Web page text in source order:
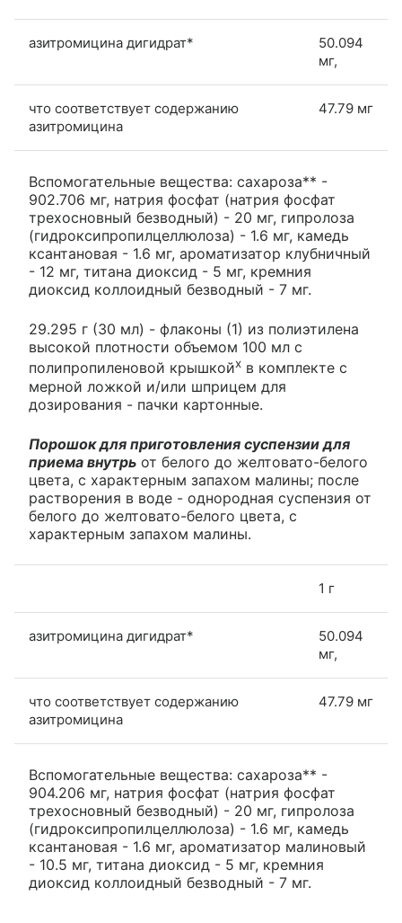
азитромицина дигидрат*
50.094
мг,
что соответствует содержанию
азитромицина
47.79 мг
Вспомогательные вещества: сахароза** -
902.706 мг, натрия фосфат (натрия фосфат
трехосновный безводный) - 20 мг, гипролоза
(гидроксипропилцеллюлоза) - 1.6 мг, камедь
ксантановая - 1.6 мг, ароматизатор клубничный
- 12 мг, титана диоксид - 5 мг, кремния
диоксид коллоидный безводный - 7 мг.
29.295 г (30 мл) - флаконы (1) из полиэтилена
высокой плотности объемом 100 мл с
полипропиленовой крышкойх в комплекте с
мерной ложкой и/или шприцем для
дозирования - пачки картонные.
Порошок для приготовления суспензии для
приема внутрь от белого до желтовато-белого
цвета, с характерным запахом малины; после
растворения в воде - однородная суспензия от
белого до желтовато-белого цвета, с
характерным запахом малины.
1 г
азитромицина дигидрат*
50.094
мг,
что соответствует содержанию
азитромицина
47.79 мг
Вспомогательные вещества: сахароза** -
904.206 мг, натрия фосфат (натрия фосфат
трехосновный безводный) - 20 мг, гипролоза
(гидроксипропилцеллюлоза) - 1.6 мг, камедь
ксантановая - 1.6 мг, ароматизатор малиновый
- 10.5 мг, титана диоксид - 5 мг, кремния
диоксид коллоидный безводный - 7 мг.